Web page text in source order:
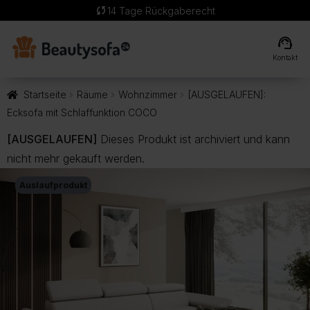
sync 14 Tage Rückgaberecht
support_agent
Kontakt
Startseite Räume Wohnzimmer
[AUSGELAUFEN]:
Ecksofa mit Schlaffunktion COCO
[AUSGELAUFEN] Dieses Produkt ist archiviert und kann
nicht mehr gekauft werden.
Auslaufprodukt